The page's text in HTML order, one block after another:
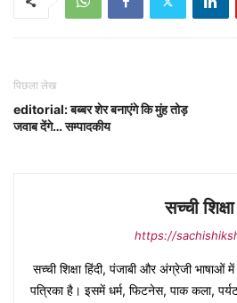
पिछला लेख
editorial: बब्बर शेर बनाएंगे कि मुंह तोड़
जवाब देंगे… सम्पादकीय
सच्ची शिक्षा
https://
सच्ची शिक्षा हिंदी, पंजाबी और अंग्रेजी भाषाओं
पत्रिका है। इसमें धर्म, फिटनेस, पाक कला,